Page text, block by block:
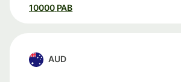
10000 PAB
AUD